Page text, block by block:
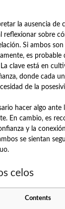
la ausencia de
reflexionar sobre
Si ambos
es probable
clave está en
donde cada
de la
hacer algo ante
En cambio, es
y la
se sientan
celos
Contents